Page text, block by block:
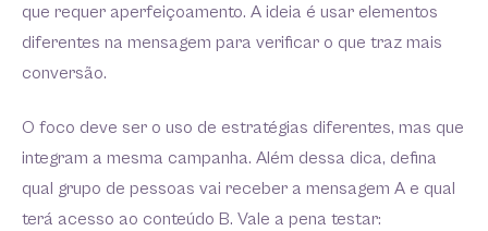
que requer aperfeiçoamento. A ideia é usar elementos
diferentes na mensagem para verificar o que traz mais
conversão.
O foco deve ser o uso de estratégias diferentes, mas que
integram a mesma campanha. Além dessa dica, defina
qual grupo de pessoas vai receber a mensagem A e qual
terá acesso ao conteúdo B. Vale a pena testar: